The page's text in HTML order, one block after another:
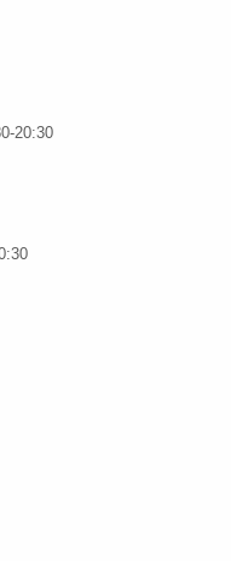
20:30